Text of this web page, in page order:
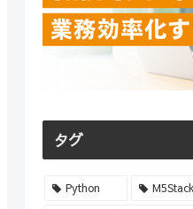
タグ
Python M5Stack